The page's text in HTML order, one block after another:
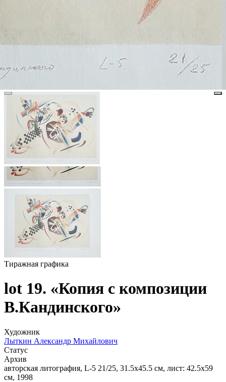
Тиражная графика
lot 19. «Копия с композиции
В.Кандинского»
Художник
Лыткин Александр Михайлович
Статус
Архив
авторская литография, L-5 21/25, 31.5х45.5 см, лист: 42.5х59
см, 1998